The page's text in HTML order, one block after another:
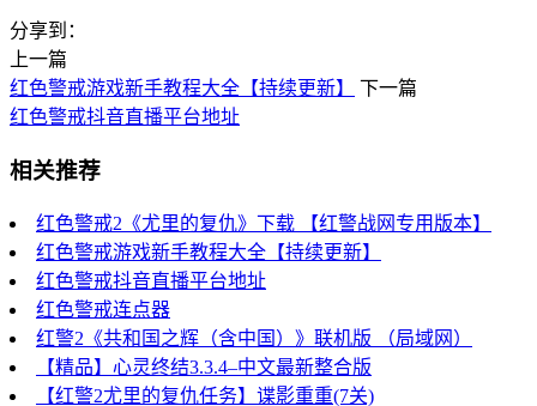
分享到：
上一篇
红色警戒游戏新手教程大全【持续更新】
下一篇
红色警戒抖音直播平台地址
相关推荐
红色警戒2《尤里的复仇》下载 【红警战网专用版本】
红色警戒游戏新手教程大全【持续更新】
红色警戒抖音直播平台地址
红色警戒连点器
红警2《共和国之辉（含中国）》联机版 （局域网）
【精品】心灵终结3.3.4–中文最新整合版
【红警2尤里的复仇任务】谍影重重(7关)